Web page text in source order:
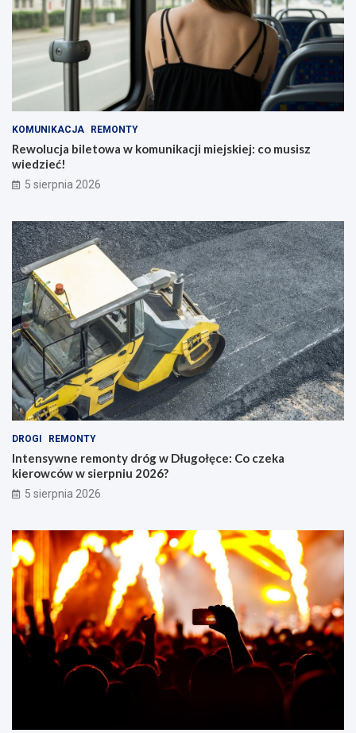
KOMUNIKACJA REMONTY
Rewolucja biletowa w komunikacji miejskiej: co musisz
wiedzieć!
5 sierpnia 2026
DROGI REMONTY
Intensywne remonty dróg w Długołęce: Co czeka
kierowców w sierpniu 2026?
5 sierpnia 2026